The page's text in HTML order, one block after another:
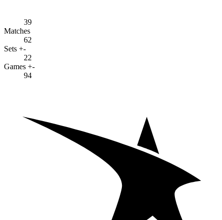
39
Matches
62
Sets +-
22
Games +-
94